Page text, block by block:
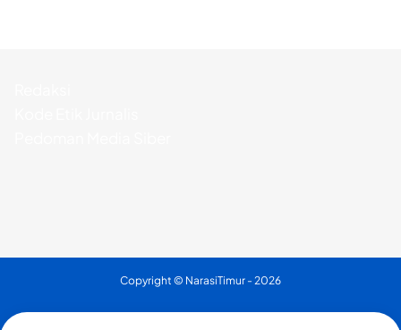
Copyright © NarasiTimur - 2026